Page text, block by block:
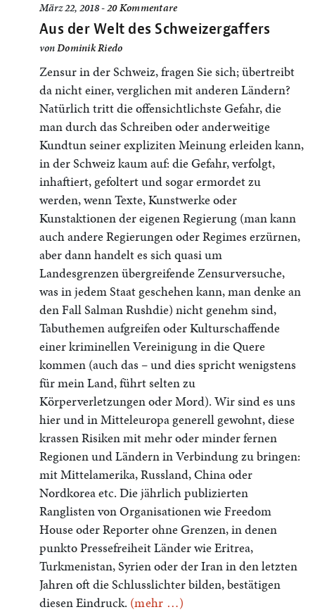
März 22, 2018 -20 Kommentare
Aus der Welt des Schweizergaffers
vonDominik Riedo
Zensur in der Schweiz, fragen Sie sich; übertreibt
da nicht einer, verglichen mit anderen Ländern?
Natürlich tritt die offensichtlichste Gefahr, die
man durch das Schreiben oder anderweitige
Kundtun seiner expliziten Meinung erleiden kann,
in der Schweiz kaum auf: die Gefahr, verfolgt,
inhaftiert, gefoltert und sogar ermordet zu
werden, wenn Texte, Kunstwerke oder
Kunstaktionen der eigenen Regierung (man kann
auch andere Regierungen oder Regimes erzürnen,
aber dann handelt es sich quasi um
Landesgrenzen übergreifende Zensurversuche,
was in jedem Staat geschehen kann, man denke an
den Fall Salman Rushdie) nicht genehm sind,
Tabuthemen aufgreifen oder Kulturschaffende
einer kriminellen Vereinigung in die Quere
kommen (auch das – und dies spricht wenigstens
für mein Land, führt selten zu
Körperverletzungen oder Mord). Wir sind es uns
hier und in Mitteleuropa generell gewohnt, diese
krassen Risiken mit mehr oder minder fernen
Regionen und Ländern in Verbindung zu bringen:
mit Mittelamerika, Russland, China oder
Nordkorea etc. Die jährlich publizierten
Ranglisten von Organisationen wie Freedom
House oder Reporter ohne Grenzen, in denen
punkto Pressefreiheit Länder wie Eritrea,
Turkmenistan, Syrien oder der Iran in den letzten
Jahren oft die Schlusslichter bilden, bestätigen
diesen Eindruck. (mehr …)